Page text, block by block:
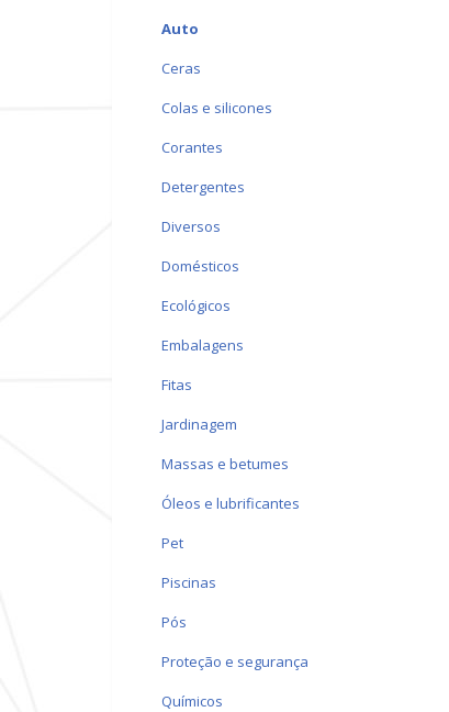
auto
ceras
colas e silicones
corantes
detergentes
diversos
domésticos
ecológicos
embalagens
fitas
jardinagem
massas e betumes
óleos e lubrificantes
pet
piscinas
pós
proteção e segurança
químicos